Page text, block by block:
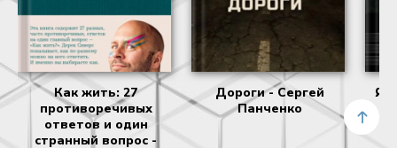
Как жить: 27
противоречивых
ответов и один
странный вопрос -
Дороги - Сергей
Панченко
Я